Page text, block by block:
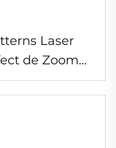
Laser
de Zoom
Spectacol